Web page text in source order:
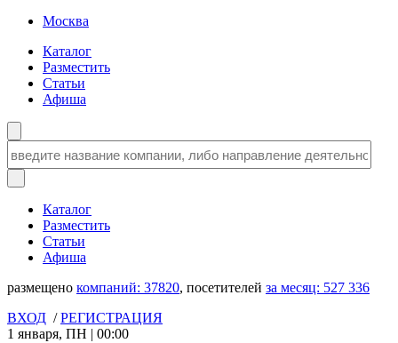
Москва
Каталог
Разместить
Статьи
Афиша
Каталог
Разместить
Статьи
Афиша
размещено компаний: 37820, посетителей за месяц: 527 336
ВХОД /РЕГИСТРАЦИЯ
1 января, ПН | 00:00